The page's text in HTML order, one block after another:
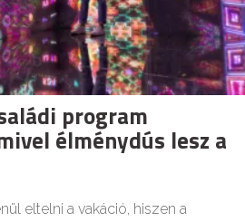
program
élménydús lesz a
eltelni a vakáció, hiszen a